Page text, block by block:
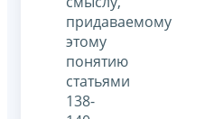
придаваемому
этому
понятию
статьями
138-